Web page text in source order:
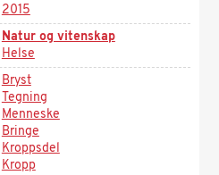
2015
Natur og vitenskap
Helse
Bryst
Tegning
Menneske
Bringe
Kroppsdel
Kropp